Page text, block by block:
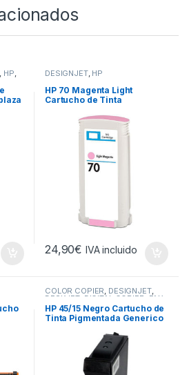
HP
,
DESIGNJET, HP
HP 70 Magenta Light
Cartucho de Tinta
Reemplaza C9455A
24,90€ IVA incluido
COLOR COPIER, DESIGNJET,
DESKJET DIGITAL COPIER FAX
HP,OFFICEJET,OFFICEJET
PRO,PHOTOSMART,PSC
HP 45/15 Negro Cartucho de
Tinta Pigmentada Generico
51645AE/C6615DE